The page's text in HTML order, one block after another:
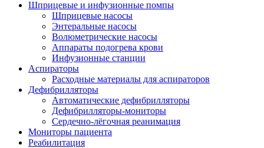
Шприцевые и инфузионные помпы
Шприцевые насосы
Энтеральные насосы
Волюметрические насосы
Аппараты подогрева крови
Инфузионные станции
Аспираторы
Расходные материалы для аспираторов
Дефибрилляторы
Автоматические дефибрилляторы
Дефибрилляторы-мониторы
Сердечно-лёгочная реанимация
Мониторы пациента
Реабилитация